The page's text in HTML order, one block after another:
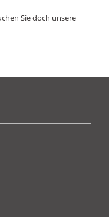
Sie doch unsere